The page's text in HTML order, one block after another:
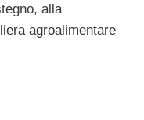
alla
agroalimentare